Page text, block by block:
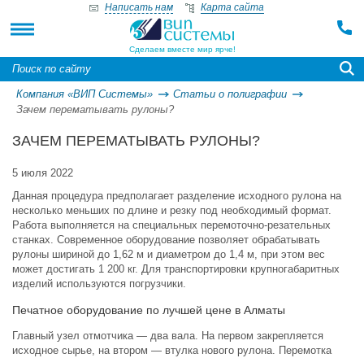
Сделаем вместе мир ярче!
Написать нам Карта сайта
Компания «ВИП Системы»
Статьи о полиграфии
Зачем перематывать рулоны?
ЗАЧЕМ ПЕРЕМАТЫВАТЬ РУЛОНЫ?
5 июля 2022
Данная процедура предполагает разделение исходного рулона на
несколько меньших по длине и резку под необходимый формат.
Работа выполняется на специальных перемоточно-резательных
станках. Современное оборудование позволяет обрабатывать
рулоны шириной до 1,62 м и диаметром до 1,4 м, при этом вес
может достигать 1 200 кг. Для транспортировки крупногабаритных
изделий используются погрузчики.
Печатное оборудование по лучшей цене в Алматы
Главный узел отмотчика — два вала. На первом закрепляется
исходное сырье, на втором — втулка нового рулона. Перемотка